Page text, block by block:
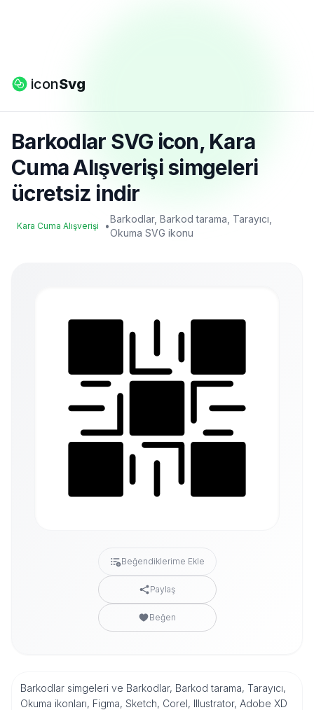
iconSvg
Barkodlar SVG icon, Kara
Cuma Alışverişi simgeleri
ücretsiz indir
Kara Cuma Alışverişi •
Barkodlar, Barkod tarama, Tarayıcı,
Okuma SVG ikonu
Beğendiklerime Ekle
Paylaş
Beğen
Barkodlar simgeleri ve Barkodlar, Barkod tarama, Tarayıcı,
Okuma ikonları, Figma, Sketch, Corel, Illustrator, Adobe XD